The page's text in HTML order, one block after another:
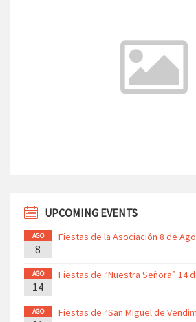
UPCOMING EVENTS
AGO
8
Fiestas de la Asociación 8 de
AGO
14
Fiestas de “Nuestra Señora” 14
AGO Fiestas de “San Miguel de